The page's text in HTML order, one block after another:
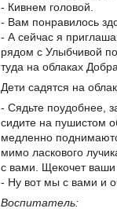
- Кивнем головой.
- Вам понравилось
- А сейчас я
рядом с Улыбчивой
туда на облаках
Дети садятся на
- Сядьте поудобнее,
сидите на пушистом
медленно
мимо ласкового
с вами. Щекочет ваши
- Ну вот мы с вами и
Воспитатель: